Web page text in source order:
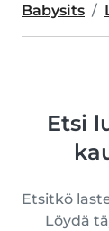
Babysits
Etsi
Etsitkö
Löydä